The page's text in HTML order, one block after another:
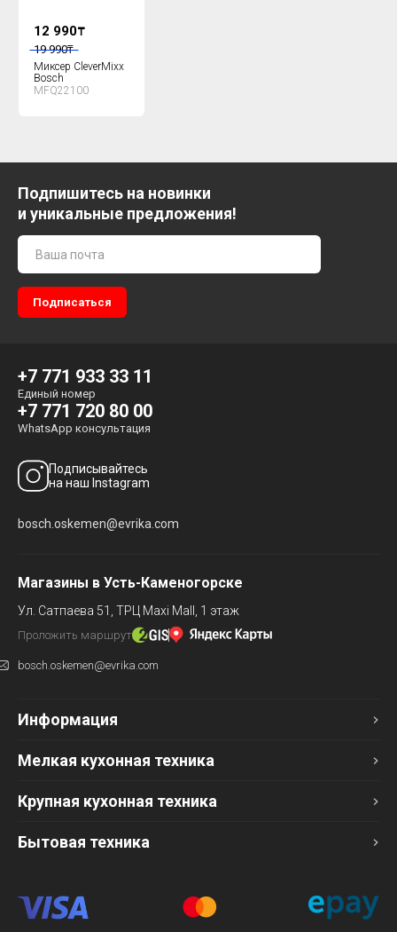
12 990₸
19 990₸
Миксер CleverMixx
Bosch
MFQ22100
Подпишитесь на новинки
и уникальные предложения!
+7 771 933 33 11
Единый номер
+7 771 720 80 00
WhatsApp консультация
Подписывайтесь
на наш Instagram
bosch.oskemen@evrika.com
Магазины в Усть-Каменогорске
Ул. Сатпаева 51, ТРЦ Maxi Mall, 1 этаж
Проложить маршрут
bosch.oskemen@evrika.com
Информация
Мелкая кухонная техника
Крупная кухонная техника
Бытовая техника